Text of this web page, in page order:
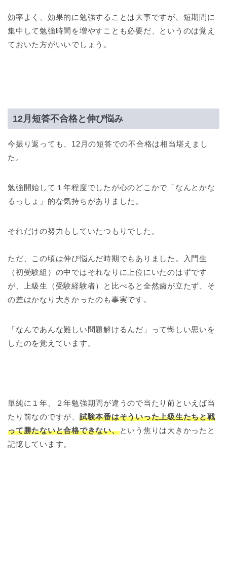
効率よく、効果的に勉強することは大事ですが、短期間に
集中して勉強時間を増やすことも必要だ、というのは覚え
ておいた方がいいでしょう。
12月短答不合格と伸び悩み
今振り返っても、12月の短答での不合格は相当堪えまし
た。
勉強開始して１年程度でしたが心のどこかで「なんとかな
るっしょ」的な気持ちがありました。
それだけの努力もしていたつもりでした。
ただ、この頃は伸び悩んだ時期でもありました。入門生
（初受験組）の中ではそれなりに上位にいたのはずです
が、上級生（受験経験者）と比べると全然歯が立たず、そ
の差はかなり大きかったのも事実です。
「なんであんな難しい問題解けるんだ」って悔しい思いを
したのを覚えています。
単純に１年、２年勉強期間が違うので当たり前といえば当
たり前なのですが、 試験本番はそういった上級生たちと戦
って勝たないと合格できない、という焦りは大きかったと
記憶しています。